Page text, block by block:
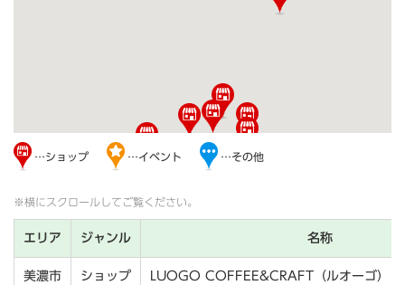
…ショップ …イベント …その他
※横にスクロールしてご覧ください。
エリア ジャンル 名称
美濃市 ショップ LUOGO COFFEE&CRAFT（ルオーゴ）